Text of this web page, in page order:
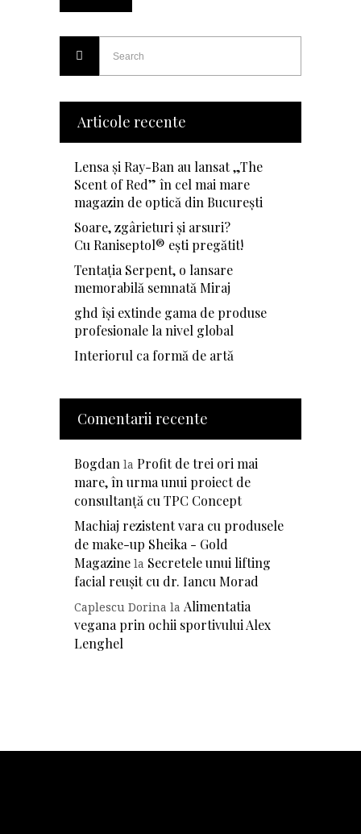
Articole recente
Lensa și Ray-Ban au lansat „The
Scent of Red” în cel mai mare
magazin de optică din București
Soare, zgârieturi și arsuri?
Cu Raniseptol® ești pregătit!
Tentația Serpent, o lansare
memorabilă semnată Miraj
ghd își extinde gama de produse
profesionale la nivel global
Interiorul ca formă de artă
Comentarii recente
Bogdan la Profit de trei ori mai
mare, în urma unui proiect de
consultanță cu TPC Concept
Machiaj rezistent vara cu produsele
de make-up Sheika - Gold
Magazine la Secretele unui lifting
facial reușit cu dr. Iancu Morad
Caplescu Dorina la Alimentatia
vegana prin ochii sportivului Alex
Lenghel